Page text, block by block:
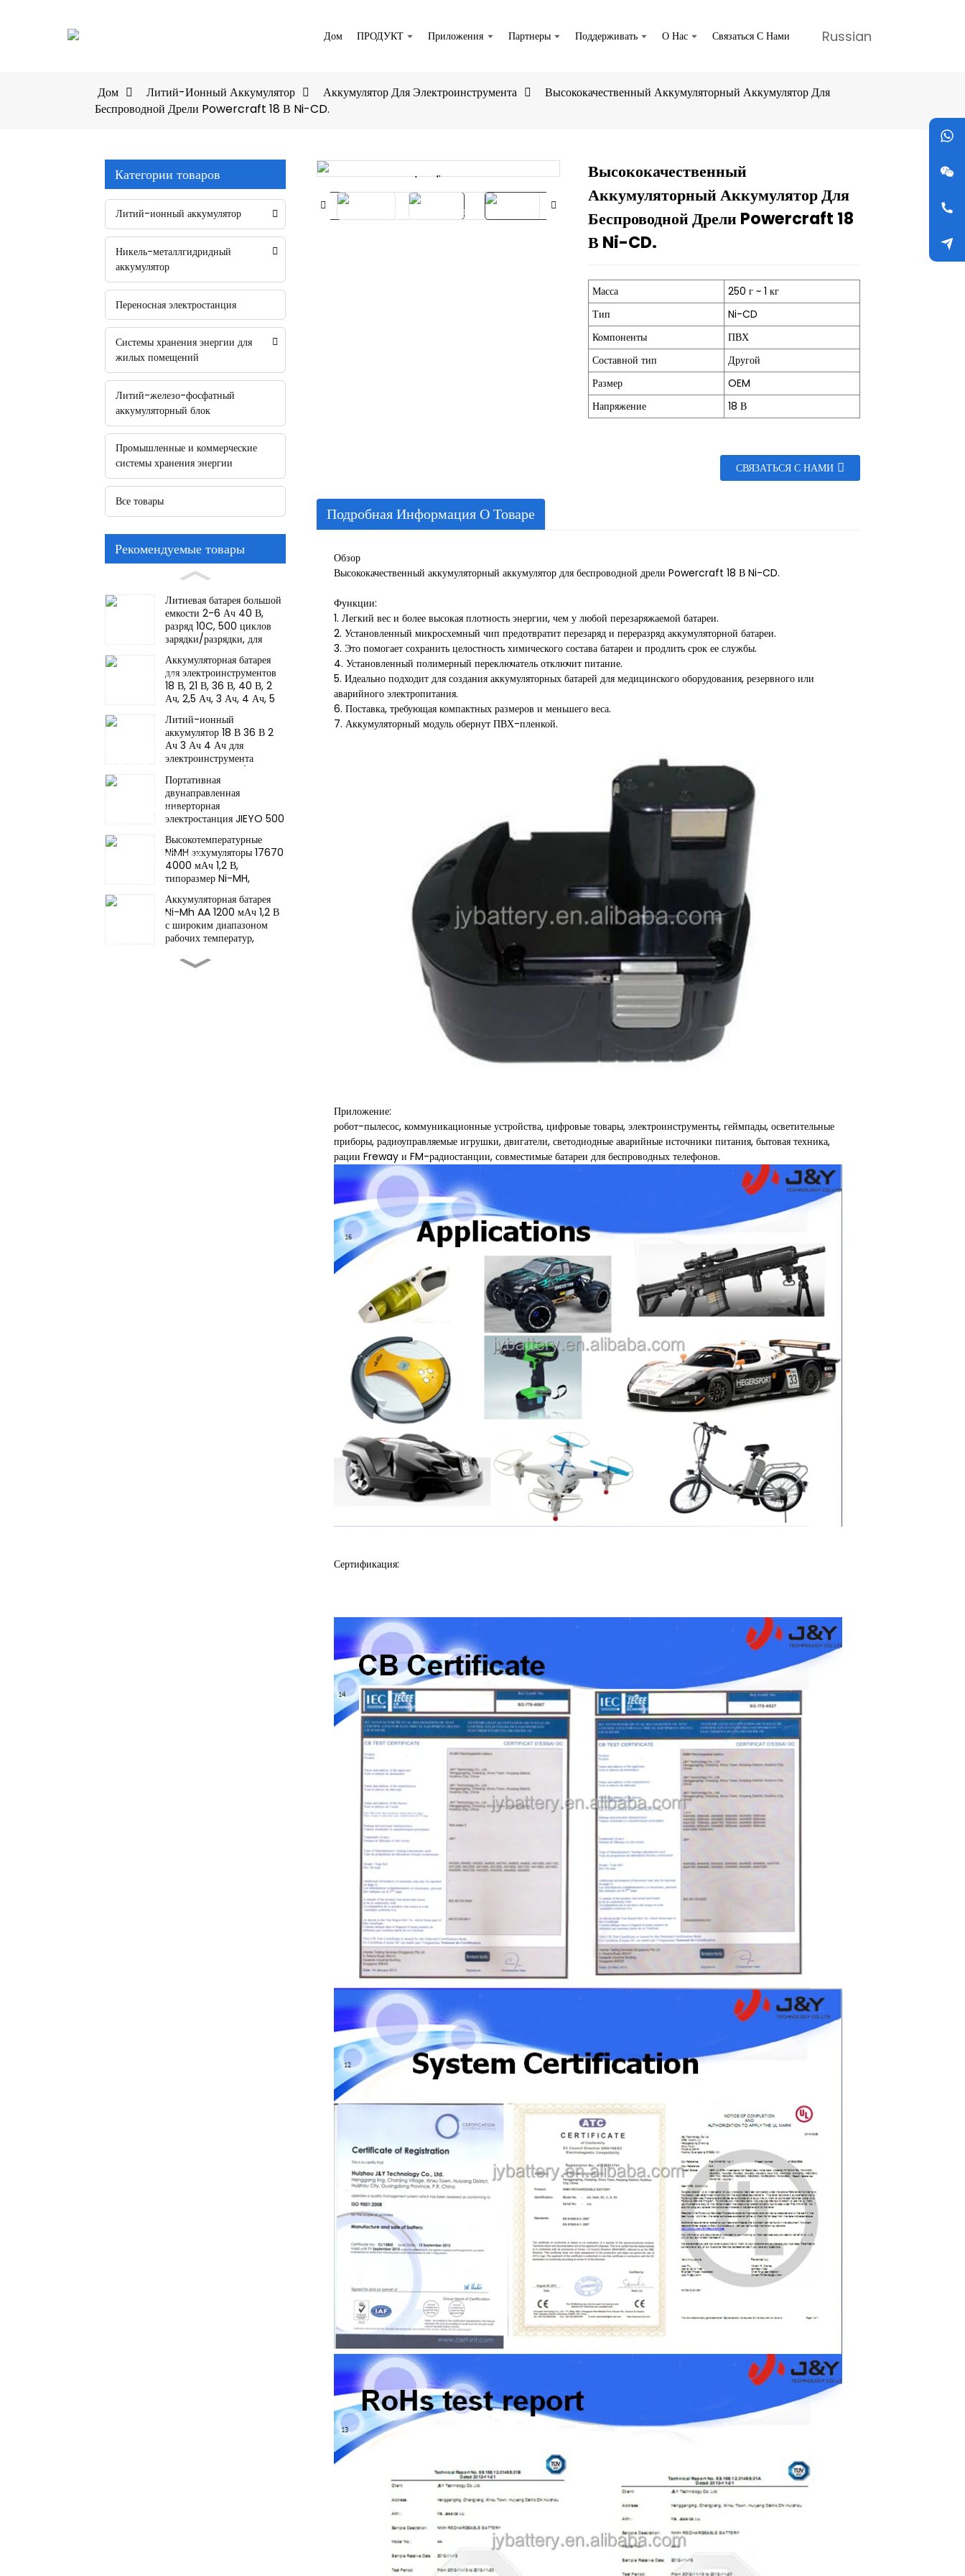
Дом ПРОДУКТ Приложения Партнеры Поддерживать О Нас Связаться С Нами Russian
Дом Литий-Ионный Аккумулятор Аккумулятор Для Электроинструмента
Высококачественный Аккумуляторный Аккумулятор Для
Беспроводной Дрели Powercraft 18 В Ni-CD.
Категории товаров
Литий-ионный аккумулятор
Никель-металлгидридный
аккумулятор
Переносная электростанция
Системы хранения энергии для
жилых помещений
Литий-железо-фосфатный
аккумуляторный блок
Промышленные и коммерческие
системы хранения энергии
Все товары
Рекомендуемые товары
Литиевая батарея большой
емкости 2-6 Ач 40 В,
разряд 10C, 500 циклов
зарядки/разрядки, для
JIEYO PORTERCABLE.
Аккумуляторная батарея
для электроинструментов
18 В, 21 В, 36 В, 40 В, 2
Ач, 2,5 Ач, 3 Ач, 4 Ач, 5
DCD996 DCF887,
разрядная способность 10C.
Литий-ионный
аккумулятор 18 В 36 В 2
Ач 3 Ач 4 Ач для
электроинструмента
модель), разряд 10C, 500
циклов.
Портативная
двунаправленная
инверторная
электростанция JIEYO 500
5000 циклов зарядки/
разрядки, соответствует
стандартам CE, IEC, MSDS
и UN38.3.
Высокотемпературные
NiMH аккумуляторы 17670
4000 мАч 1,2 В,
типоразмер Ni-MH,
аварийного освещения,
шахтерских налобных
фонарей.
Аккумуляторная батарея
Ni-Mh AA 1200 мАч 1,2 В
с широким диапазоном
рабочих температур,
аварийного освещения.
Аккумуляторная батарея
Ni-Mh AAA 600 мАч 1,2 В
Loading...
Loading... Loading...
Loading... Loading...
Loading... Loading...
Loading...
Высококачественный
Аккумуляторный Аккумулятор Для
Беспроводной Дрели Powercraft 18
В Ni-CD.
Масса
250 г ~ 1 кг
Тип
Ni-CD
Компоненты
ПВХ
Составной тип
Другой
Размер
OEM
Напряжение
18 В
СВЯЗАТЬСЯ С НАМИ
Подробная Информация О Товаре
Обзор
Высококачественный аккумуляторный аккумулятор для беспроводной дрели Powercraft 18 В Ni-CD.
Функции:
1. Легкий вес и более высокая плотность энергии, чем у любой перезаряжаемой батареи.
2. Установленный микросхемный чип предотвратит перезаряд и переразряд аккумуляторной батареи.
3. Это помогает сохранить целостность химического состава батареи и продлить срок ее службы.
4. Установленный полимерный переключатель отключит питание.
5. Идеально подходит для создания аккумуляторных батарей для медицинского оборудования, резервного или
аварийного электропитания.
6. Поставка, требующая компактных размеров и меньшего веса.
7. Аккумуляторный модуль обернут ПВХ-пленкой.
Приложение:
робот-пылесос, коммуникационные устройства, цифровые товары, электроинструменты, геймпады, осветительные
приборы, радиоуправляемые игрушки, двигатели, светодиодные аварийные источники питания, бытовая техника,
рации Freway и FM-радиостанции, совместимые батареи для беспроводных телефонов.
Сертификация: